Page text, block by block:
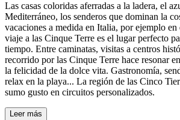
Las casas coloridas aferradas a la ladera, el
Mediterráneo, los senderos que dominan la
vacaciones a medida en Italia, por ejemplo
viaje a las Cinque Terre es el lugar perfecto
tiempo. Entre caminatas, visitas a centros
recorrido por las Cinque Terre hace resonar
la felicidad de la dolce vita. Gastronomía,
relax en la playa... La región de las Cinco
sumo gusto en circuitos personalizados.
Leer más